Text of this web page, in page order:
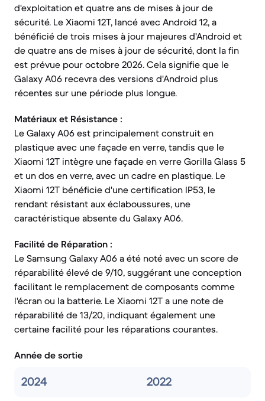
d'exploitation et quatre ans de mises à jour de
sécurité. Le Xiaomi 12T, lancé avec Android 12, a
bénéficié de trois mises à jour majeures d'Android et
de quatre ans de mises à jour de sécurité, dont la fin
est prévue pour octobre 2026. Cela signifie que le
Galaxy A06 recevra des versions d'Android plus
récentes sur une période plus longue.
Matériaux et Résistance :
Le Galaxy A06 est principalement construit en
plastique avec une façade en verre, tandis que le
Xiaomi 12T intègre une façade en verre Gorilla Glass 5
et un dos en verre, avec un cadre en plastique. Le
Xiaomi 12T bénéficie d'une certification IP53, le
rendant résistant aux éclaboussures, une
caractéristique absente du Galaxy A06.
Facilité de Réparation :
Le Samsung Galaxy A06 a été noté avec un score de
réparabilité élevé de 9/10, suggérant une conception
facilitant le remplacement de composants comme
l'écran ou la batterie. Le Xiaomi 12T a une note de
réparabilité de 13/20, indiquant également une
certaine facilité pour les réparations courantes.
Année de sortie
2024 2022